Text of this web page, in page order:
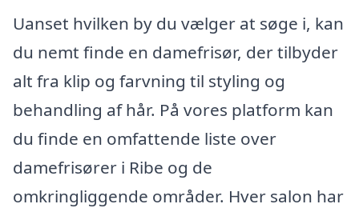
Uanset hvilken by du vælger at søge i, kan
du nemt finde en damefrisør, der tilbyder
alt fra klip og farvning til styling og
behandling af hår. På vores platform kan
du finde en omfattende liste over
damefrisører i Ribe og de
omkringliggende områder. Hver salon har